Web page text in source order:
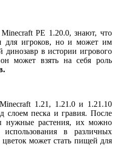
PE 1.20.0, знают, что
для игроков, но и может им
динозавр в истории игрового
может взять на себя роль
1.21, 1.21.0 и 1.21.10
слоем песка и гравия. После
нужные растения, их можно
в различных
может стать пищей для